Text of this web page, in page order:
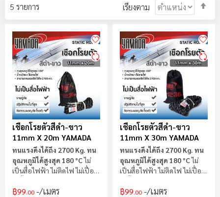
5 รายการ เรียงตาม
เชือกโรยตัวสีดำ-ขาว
11mm X 20m YAMADA
ทนแรงดึงได้ถึง 2700 Kg. ทน
อุณหภูมิได้สูงสุด 180 °Cไม่
เป็นสื่อไฟฟ้า ไม่ติดไฟ ไม่เปื่อย
฿99.00 /เมตร
เชือกโรยตัวสีดำ-ขาว
11mm X 30m YAMADA
ทนแรงดึงได้ถึง 2700 Kg. ทน
อุณหภูมิได้สูงสุด 180 °Cไม่
เป็นสื่อไฟฟ้า ไม่ติดไฟ ไม่เปื่อย
฿99.00 /เมตร